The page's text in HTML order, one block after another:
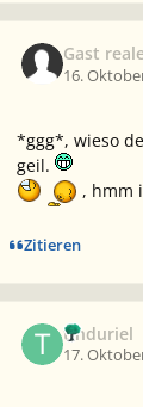
Gast
16.
*ggg*, wieso
geil.
, hmm
Zitieren
tinduriel
17.